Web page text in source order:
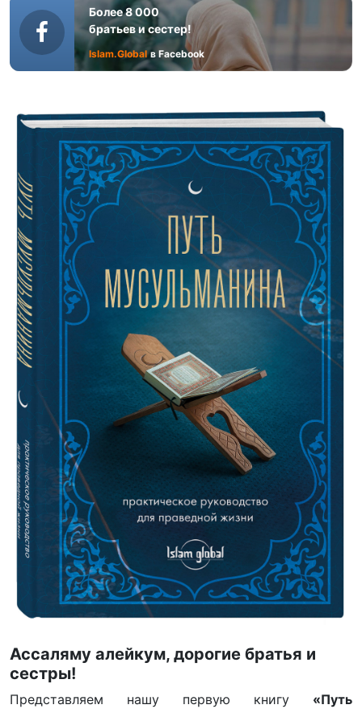
Более 8 000
братьев и сестер!
Islam.Global в Facebook
Ассаляму алейкум, дорогие братья и
сестры!
Представляем нашу первую книгу «Путь